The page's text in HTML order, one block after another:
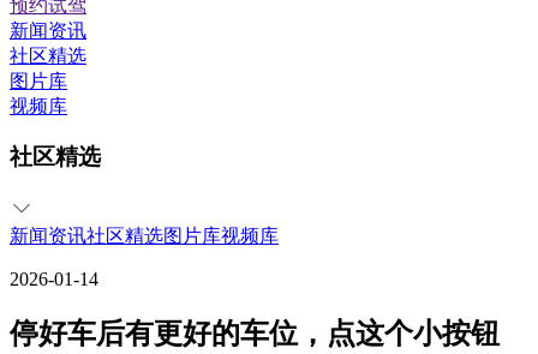
预约试驾
新闻资讯
社区精选
图片库
视频库
社区精选
新闻资讯社区精选图片库视频库
2026-01-14
停好车后有更好的车位，点这个小按钮